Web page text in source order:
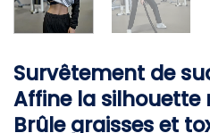
Survêtement de
Affine la
Brûle graisses et